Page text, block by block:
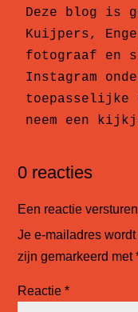
Deze blog is
Kuijpers,
fotograaf en
Instagram
toepasselijke
neem een
0 reacties
Een reactie versturen
Je e-mailadres
zijn gemarkeerd met
Reactie*